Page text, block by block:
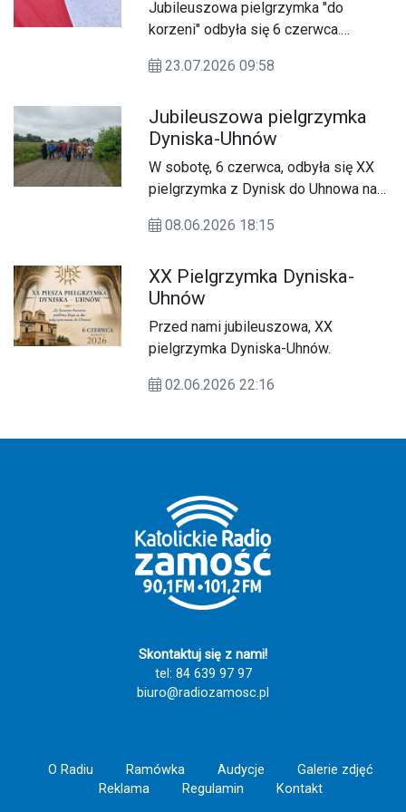
Jubileuszowa pielgrzymka "do
korzeni" odbyła się 6 czerwca.
z trasy.
23.07.2026 09:58
Jubileuszowa pielgrzymka
Dyniska-Uhnów
W sobotę, 6 czerwca, odbyła się XX
pielgrzymka z Dynisk do Uhnowa na
08.06.2026 18:15
XX Pielgrzymka Dyniska-
Uhnów
Przed nami jubileuszowa, XX
pielgrzymka Dyniska-Uhnów.
02.06.2026 22:16
Skontaktuj się z nami!
tel: 84 639 97 97
biuro@radiozamosc.pl
O Radiu Ramówka Audycje
Galerie zdjęć
Reklama
Regulamin Kontakt